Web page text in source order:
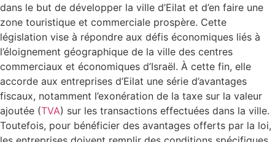
dans le but de développer la ville d’Eilat et d’en faire une
zone touristique et commerciale prospère. Cette
législation vise à répondre aux défis économiques liés à
l’éloignement géographique de la ville des centres
commerciaux et économiques d’Israël. À cette fin, elle
accorde aux entreprises d’Eilat une série d’avantages
fiscaux, notamment l’exonération de la taxe sur la valeur
ajoutée (TVA) sur les transactions effectuées dans la ville.
Toutefois, pour bénéficier des avantages offerts par la loi,